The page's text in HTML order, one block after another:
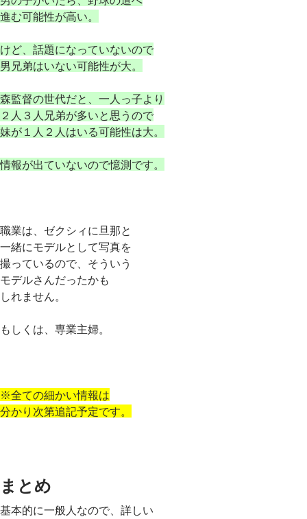
進む可能性が高い。
けど、話題になっていないので
男兄弟はいない可能性が大。
森監督の世代だと、一人っ子より
２人３人兄弟が多いと思うので
妹が１人２人はいる可能性は大。
情報が出ていないので憶測です。
職業は、ゼクシィに旦那と
一緒にモデルとして写真を
撮っているので、そういう
モデルさんだったかも
しれません。
もしくは、専業主婦。
※全ての細かい情報は
分かり次第追記予定です。
まとめ
基本的に一般人なので、詳しい